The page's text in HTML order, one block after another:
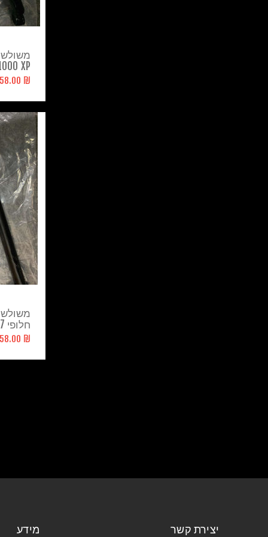
משולש
XP
₪ 1,558.00
משולש
חלופי RZR1000 XP 2017
₪ 1,558.00
יצירת קשר מידע